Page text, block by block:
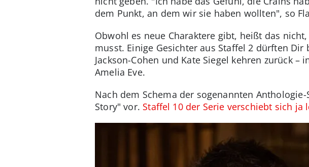
dem Punkt, an dem wir sie haben wollten", so
Obwohl es neue Charaktere gibt, heißt das
musst. Einige Gesichter aus Staffel 2 dürften
Jackson-Cohen und Kate Siegel kehren zurück
Amelia Eve.
Nach dem Schema der sogenannten
Story" vor. Staffel 10 der Serie verschiebt sich ja